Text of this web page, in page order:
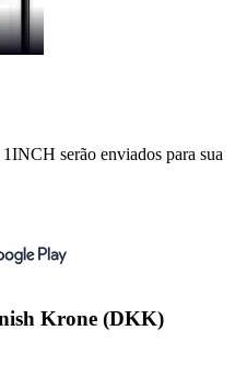
serão enviados para sua
Krone (DKK)